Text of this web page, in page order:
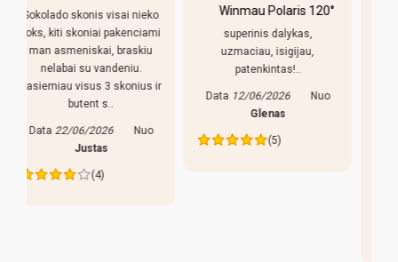
Winmau Polaris 120°
superinis dalykas,
uzmaciau, isigijau,
patenkintas!..
Data
(213x118cm) žalias
audinys su
komplektacija
Pirkiniu patenkintas,
reguliuojamso kojeles geras
dalykas, stalas nekliba. Bet
lazdos prastos, liaudiskai